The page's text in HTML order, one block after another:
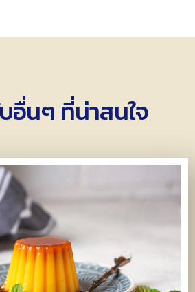
อื่นๆ ที่น่าสนใจ